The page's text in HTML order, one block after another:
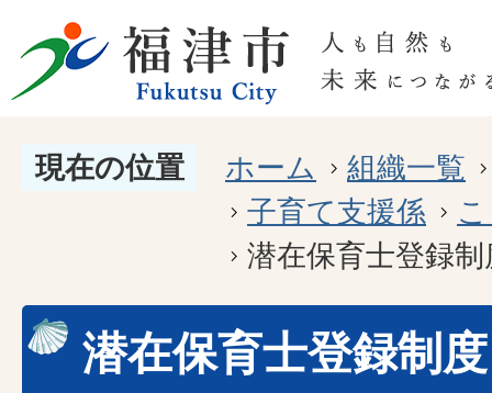
現在の位置 ホーム
組織一覧
子育て支援係
潜在保育士登録制
潜在保育士登録制度